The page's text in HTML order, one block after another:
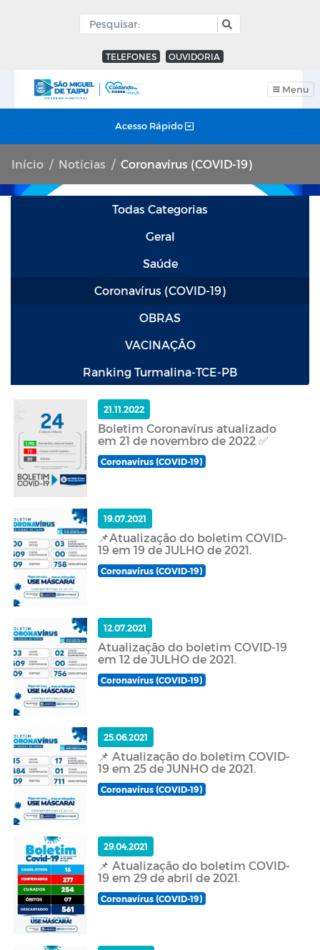
TELEFONES OUVIDORIA
Menu
Acesso Rápido
Início Notícias Coronavírus (COVID-19)
Todas Categorias
Geral
Saúde
Coronavírus (COVID-19)
OBRAS
VACINAÇÃO
Ranking Turmalina-TCE-PB
21.11.2022
Boletim Coronavírus atualizado
em 21 de novembro de 2022 ✅
Coronavírus (COVID-19)
19.07.2021
📌Atualização do boletim COVID-
19 em 19 de JULHO de 2021.
Coronavírus (COVID-19)
12.07.2021
Atualização do boletim COVID-19
em 12 de JULHO de 2021.
Coronavírus (COVID-19)
25.06.2021
📌 Atualização do boletim COVID-
19 em 25 de JUNHO de 2021.
Coronavírus (COVID-19)
29.04.2021
📌 Atualização do boletim COVID-
19 em 29 de abril de 2021.
Coronavírus (COVID-19)